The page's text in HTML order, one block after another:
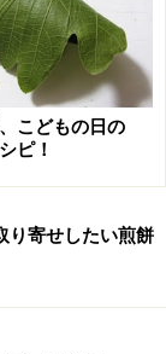
こどもの日の
ピ！
り寄せしたい煎餅